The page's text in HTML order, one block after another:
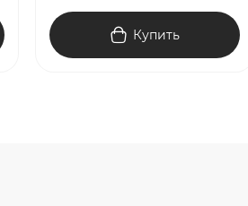
Купить